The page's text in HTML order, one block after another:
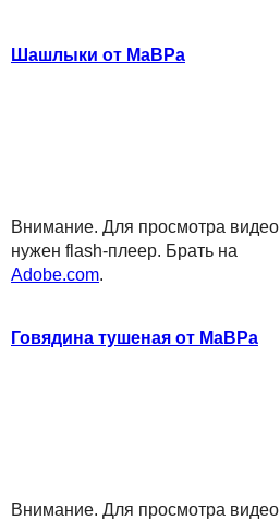
Шашлыки от МаВРа
Внимание. Для просмотра видео
нужен flash-плеер. Брать на
Adobe.com.
Говядина тушеная от МаВРа
Внимание. Для просмотра видео